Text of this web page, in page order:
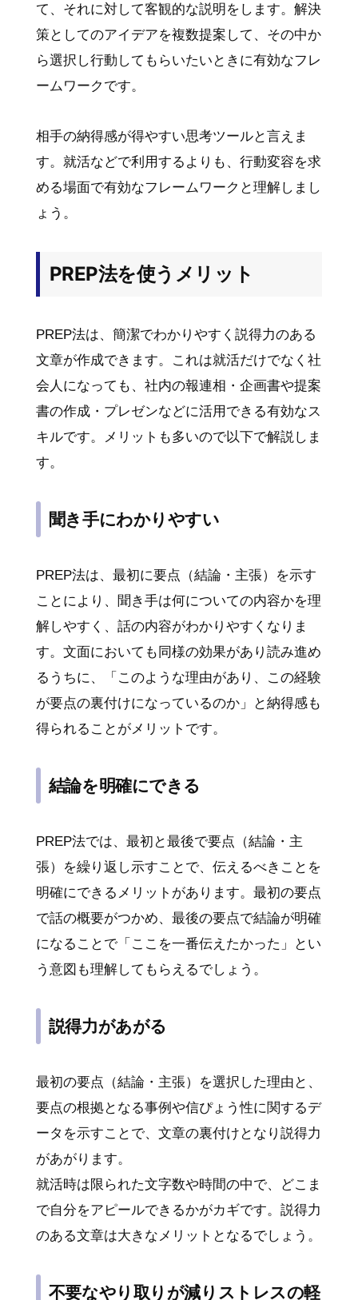
て、それに対して客観的な説明をします。解決
策としてのアイデアを複数提案して、その中か
ら選択し行動してもらいたいときに有効なフレ
ームワークです。
相手の納得感が得やすい思考ツールと言えま
す。就活などで利用するよりも、行動変容を求
める場面で有効なフレームワークと理解しまし
ょう。
PREP法を使うメリット
PREP法は、簡潔でわかりやすく説得力のある
文章が作成できます。これは就活だけでなく社
会人になっても、社内の報連相・企画書や提案
書の作成・プレゼンなどに活用できる有効なス
キルです。メリットも多いので以下で解説しま
す。
聞き手にわかりやすい
PREP法は、最初に要点（結論・主張）を示す
ことにより、聞き手は何についての内容かを理
解しやすく、話の内容がわかりやすくなりま
す。文面においても同様の効果があり読み進め
るうちに、「このような理由があり、この経験
が要点の裏付けになっているのか」と納得感も
得られることがメリットです。
結論を明確にできる
PREP法では、最初と最後で要点（結論・主
張）を繰り返し示すことで、伝えるべきことを
明確にできるメリットがあります。最初の要点
で話の概要がつかめ、最後の要点で結論が明確
になることで「ここを一番伝えたかった」とい
う意図も理解してもらえるでしょう。
説得力があがる
最初の要点（結論・主張）を選択した理由と、
要点の根拠となる事例や信ぴょう性に関するデ
ータを示すことで、文章の裏付けとなり説得力
があがります。
就活時は限られた文字数や時間の中で、どこま
で自分をアピールできるかがカギです。説得力
のある文章は大きなメリットとなるでしょう。
不要なやり取りが減りストレスの軽